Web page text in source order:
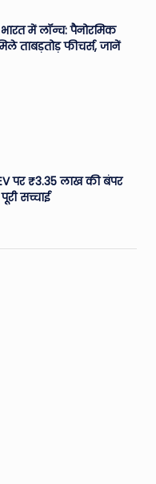
में लॉन्च: पैनोरमिक
ताबड़तोड़ फीचर्स, जानें
पर ₹3.35 लाख की बंपर
सच्चाई